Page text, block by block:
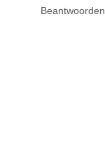
Beantwoorden